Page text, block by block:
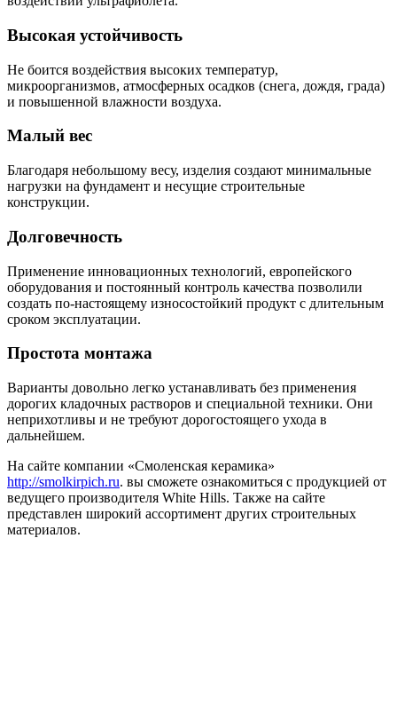
Высокая устойчивость
Не боится воздействия высоких температур,
микроорганизмов, атмосферных осадков (снега, дождя, града)
и повышенной влажности воздуха.
Малый вес
Благодаря небольшому весу, изделия создают минимальные
нагрузки на фундамент и несущие строительные
конструкции.
Долговечность
Применение инновационных технологий, европейского
оборудования и постоянный контроль качества позволили
создать по-настоящему износостойкий продукт с длительным
сроком эксплуатации.
Простота монтажа
Варианты довольно легко устанавливать без применения
дорогих кладочных растворов и специальной техники. Они
неприхотливы и не требуют дорогостоящего ухода в
дальнейшем.
На сайте компании «Смоленская керамика»
http://smolkirpich.ru. вы сможете ознакомиться с продукцией от
ведущего производителя White Hills. Также на сайте
представлен широкий ассортимент других строительных
материалов.